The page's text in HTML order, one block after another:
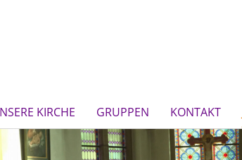
KIRCHE GRUPPEN KONTAKT